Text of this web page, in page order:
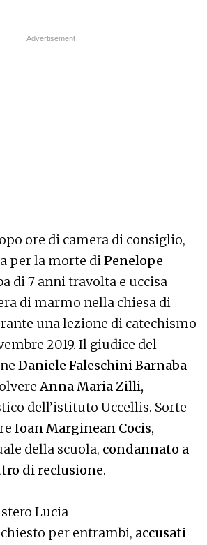
ore di camera di consiglio,
per la morte diPenelope
di 7 anni travolta e uccisa
di marmo nella chiesa di
una lezione di catechismo
2019. Il giudice del
Daniele Faleschini Barnaba
Anna Maria Zilli,
dell’istituto Uccellis. Sorte
Ioan Marginean Cocis,
della scuola, condannato a
di reclusione.
Lucia
per entrambi, accusati